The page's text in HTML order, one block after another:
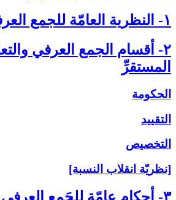
۱- النظرية العامّة للجمع العرفي‏
۲- أقسام الجمع العرفي
المستقرِّ
الحكومة
التقييد
التخصيص
[نظريّة انقلاب النسبة]